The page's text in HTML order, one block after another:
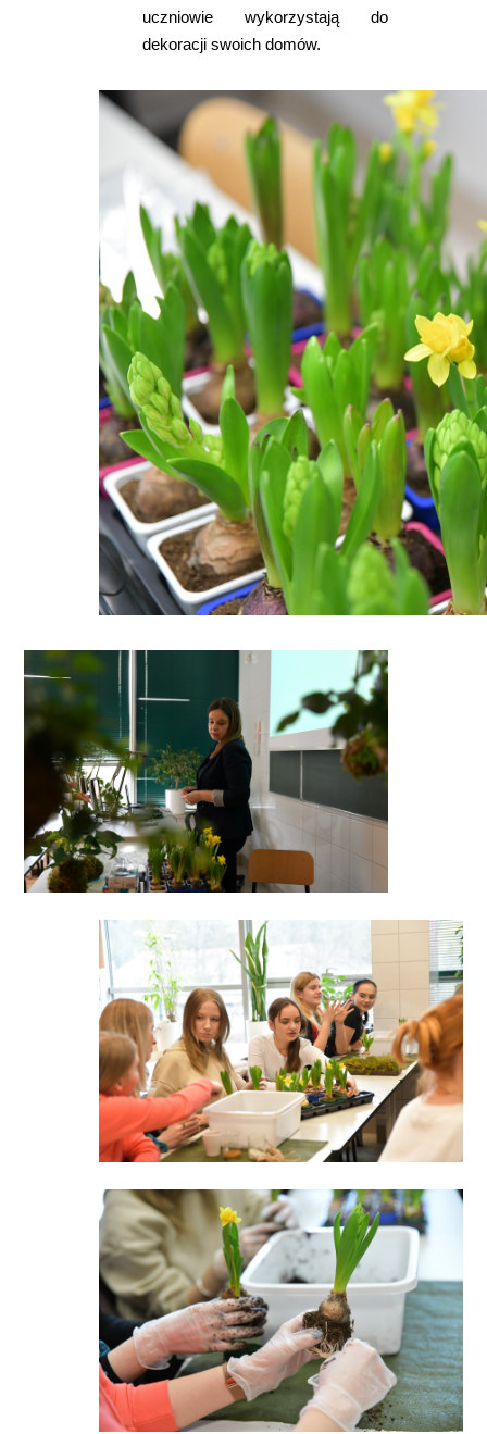
uczniowie wykorzystają do
dekoracji swoich domów.